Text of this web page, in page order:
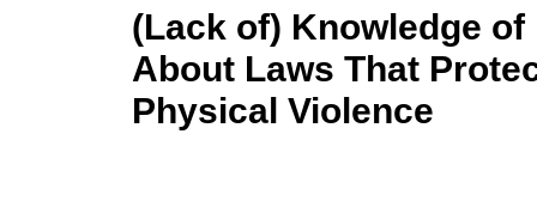
(Lack of) Knowledge
About Laws That
Physical Violence